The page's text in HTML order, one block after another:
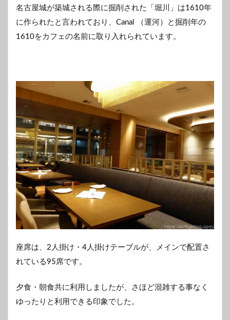
名古屋城が築城される際に掘削された「堀川」は1610年
に作られたと言われており、Canal （運河）と掘削年の
1610をカフェの名前に取り入れられています。
座席は、2人掛け・4人掛けテーブルが、メインで配置さ
れている95席です。
夕食・朝食共に利用しましたが、さほど混雑する事なく
ゆったりと利用できる印象でした。